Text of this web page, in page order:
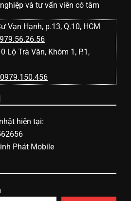
và tư vấn viên có tâm
Vạn Hạnh, p.13, Q.10, HCM
Lộ Trà Văn, Khóm 1, P.1,
hiện tại:
Phát Mobile